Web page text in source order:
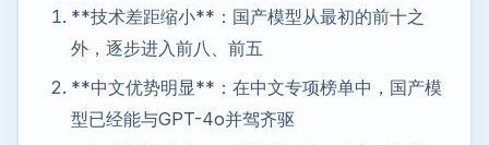
**技术差距缩小**：国产模型从最初的前十之
外，逐步进入前八、前五
**中文优势明显**：在中文专项榜单中，国产模
型已经能与GPT-4o并驾齐驱